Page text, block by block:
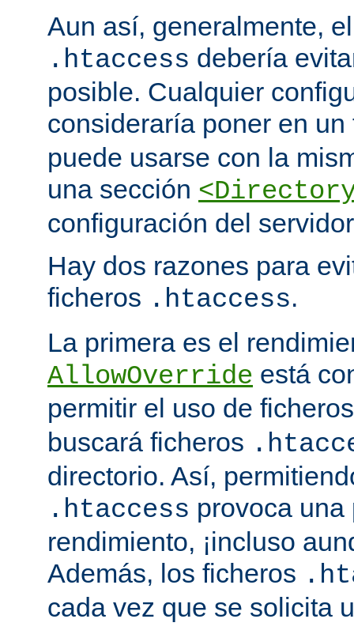
Aun así, generalmente,
.htaccess debería
posible. Cualquier
consideraría poner en
puede usarse con la
una sección
configuración del
Hay dos razones para
ficheros .htaccess.
La primera es el
AllowOverride está
permitir el uso de
buscará ficheros
directorio. Así,
.htaccess provoca una
rendimiento, ¡incluso
Además, los ficheros
cada vez que se solicita